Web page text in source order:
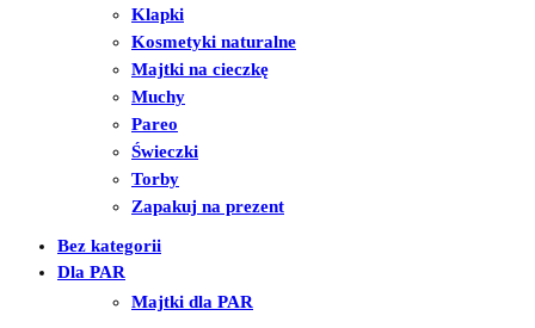
Klapki
Kosmetyki naturalne
Majtki na cieczkę
Muchy
Pareo
Świeczki
Torby
Zapakuj na prezent
Bez kategorii
Dla PAR
Majtki dla PAR